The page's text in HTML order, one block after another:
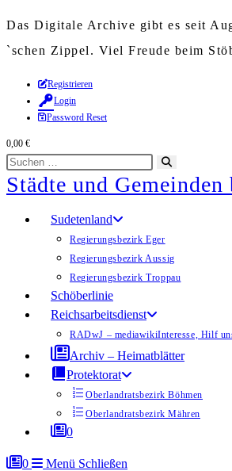
Das Digitale Archive gibt es seit
`schen Zippel. Viel Freude beim
Zum
Inhalt
springen
Registrieren
Login
Password Reset
0,00 €
Diese
Website
durchsuchen
starten
Städte und Gemeinden
Sudetenland
Regierungsbezirk Eger
Regierungsbezirk Aussig
Regierungsbezirk Troppau
Schöberlinie
Reichsarbeitsdienst
RADwJ – mediawikiInteresse, Hilf
Archiv – Heimatblätter
Protektorat
Oberlandratsbezirk Böhmen
Oberlandratsbezirk Mähren
0
0 Menü Schließen